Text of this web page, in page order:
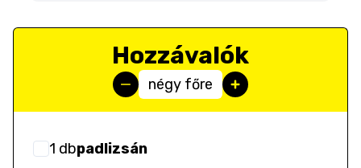
Hozzávalók
négy főre
1 dbpadlizsán